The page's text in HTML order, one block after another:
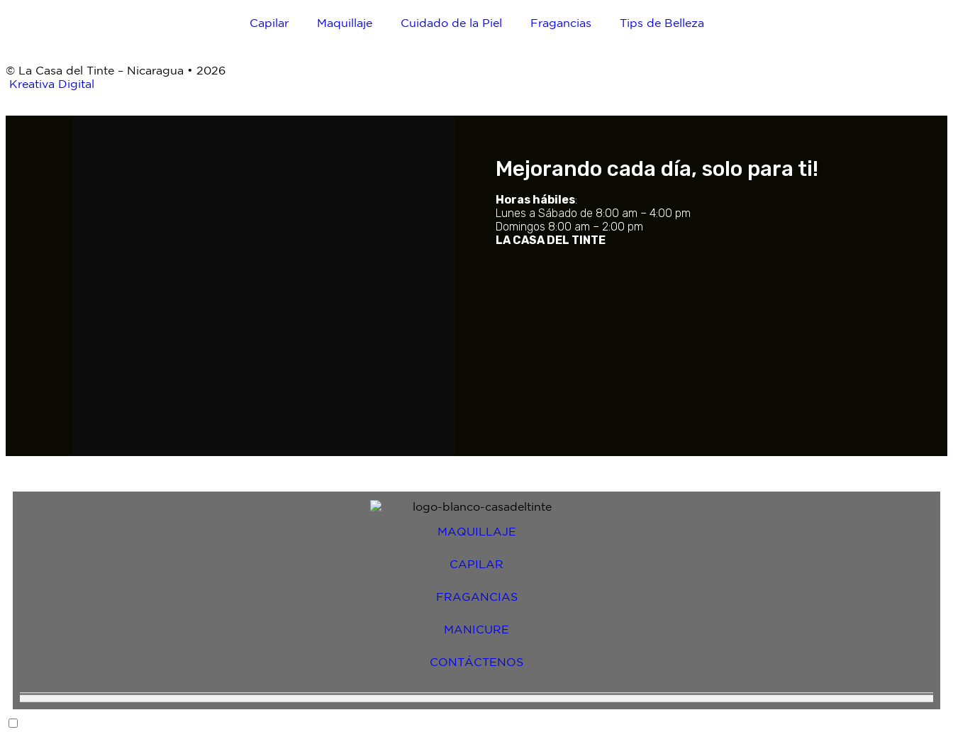
Capilar Maquillaje Cuidado de la Piel Fragancias Tips de Belleza
© La Casa del Tinte – Nicaragua • 2026
Kreativa Digital
Mejorando cada día, solo para ti!
Horas hábiles:
Lunes a Sábado de 8:00 am – 4:00 pm
Domingos 8:00 am – 2:00 pm
LA CASA DEL TINTE
MAQUILLAJE
CAPILAR
FRAGANCIAS
MANICURE
CONTÁCTENOS